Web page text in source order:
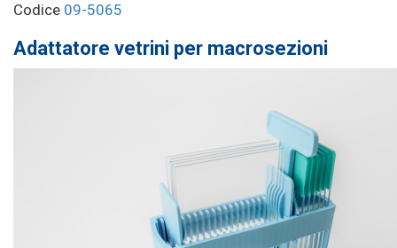
Codice 09-5065
Adattatore vetrini per macrosezioni